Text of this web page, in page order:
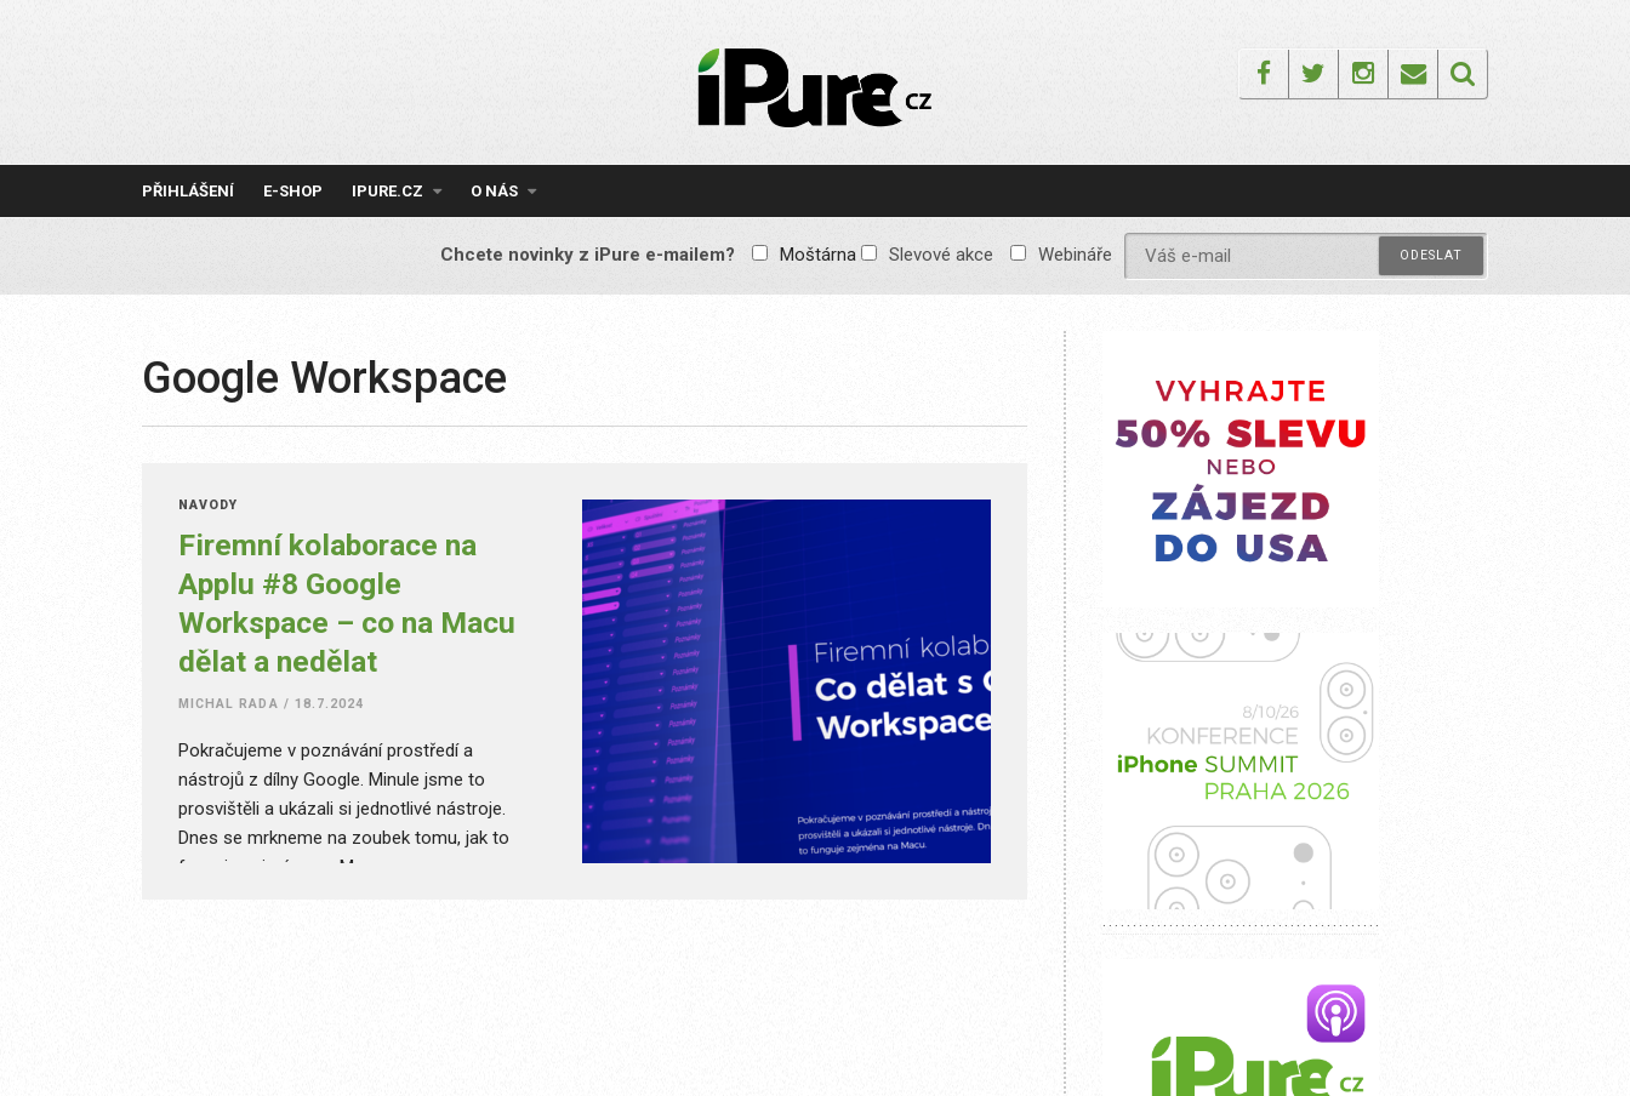
IPURE.CZ
Prémiový Apple e-
reklamy, žádné
obsah pro všechny
FacebookTwitterInstagram
Email
PŘIHLÁŠENÍ E-SHOP IPURE.CZ O NÁS
Chcete novinky z iPure e-mailem? Moštárna Slevové akce Webináře
Google Workspace
NÁVODY
Firemní kolaborace na
Applu #8 Google
Workspace – co na Macu
dělat a nedělat
MICHAL RADA / 18.7.2024
Pokračujeme v poznávání prostředí a
nástrojů z dílny Google. Minule jsme to
prosvištěli a ukázali si jednotlivé nástroje.
Dnes se mrkneme na zoubek tomu, jak to
funguje zejména na Macu.